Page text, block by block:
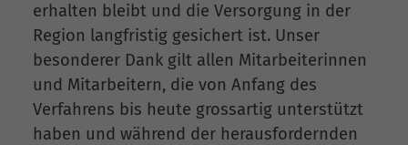
erhalten bleibt und die Versorgung in der
Region langfristig gesichert ist. Unser
besonderer Dank gilt allen Mitarbeiterinnen
und Mitarbeitern, die von Anfang des
Verfahrens bis heute grossartig unterstützt
haben und während der herausfordernden